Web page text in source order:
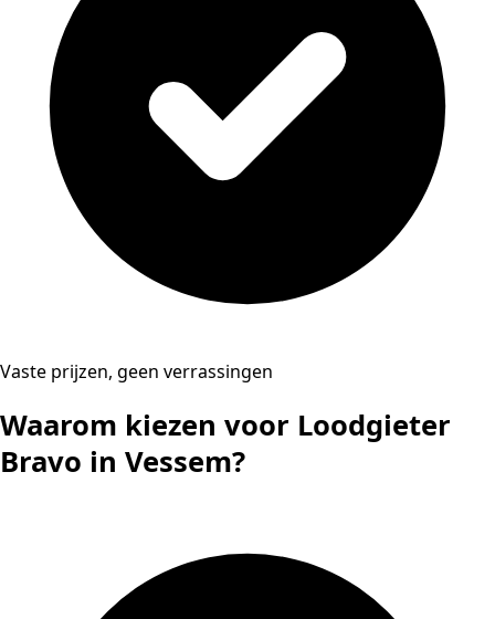
Vaste prijzen, geen verrassingen
Waarom kiezen voor Loodgieter
Bravo in Vessem?